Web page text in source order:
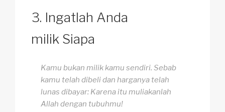
Ingatlah Anda
milik Siapa
Kamu bukan milik kamu sendiri. Sebab
kamu telah dibeli dan harganya telah
lunas dibayar: Karena itu muliakanlah
Allah dengan tubuhmu!